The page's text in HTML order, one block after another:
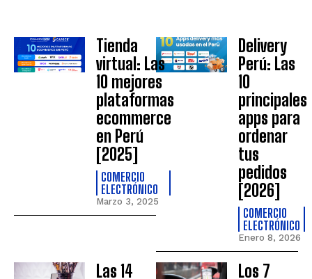
Tienda
virtual: Las
10 mejores
plataformas
ecommerce
en Perú
[2025]
COMERCIO
ELECTRÓNICO
Marzo 3, 2025
Delivery
Perú: Las
10
principales
apps para
ordenar
tus
pedidos
[2026]
COMERCIO
ELECTRÓNICO
Enero 8, 2026
Las 14
Los 7